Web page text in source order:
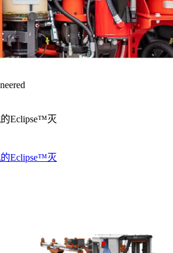
Eclipse™灭
Eclipse™灭